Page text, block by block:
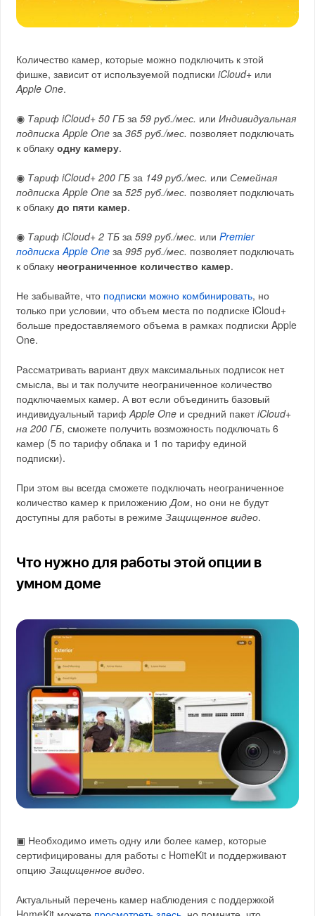
Количество камер, которые можно подключить к этой
фишке, зависит от используемой подпискиiCloud+ или
Apple One.
◉ Тариф iCloud+ 50 ГБ за59 руб./мес. илиИндивидуальная
подписка Apple One за365 руб./мес. позволяет подключать
к облакуодну камеру.
◉ Тариф iCloud+ 200 ГБ за 149 руб./мес. илиСемейная
подписка Apple One за525 руб./мес. позволяет подключать
к облакудо пяти камер.
◉ Тариф iCloud+ 2 ТБ за599 руб./мес. илиPremier
подписка Apple One за995 руб./мес. позволяет подключать
к облаку неограниченное количество камер.
Не забывайте, что подписки можно комбинировать, но
только при условии, что объем места по подписке iCloud+
больше предоставляемого объема в рамках подписки Apple
One.
Рассматривать вариант двух максимальных подписок нет
смысла, вы и так получите неограниченное количество
подключаемых камер. А вот если объединить базовый
индивидуальный тарифApple One и средний пакетiCloud+
на 200 ГБ, сможете получить возможность подключать 6
камер (5 по тарифу облака и 1 по тарифу единой
подписки).
При этом вы всегда сможете подключать неограниченное
количество камер к приложениюДом, но они не будут
доступны для работы в режимеЗащищенное видео.
Что нужно для работы этой опции в
умном доме
▣ Необходимо иметь одну или более камер, которые
сертифицированы для работы с HomeKit и поддерживают
опциюЗащищенное видео.
Актуальный перечень камер наблюдения с поддержкой